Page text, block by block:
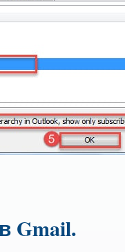
Gmail.